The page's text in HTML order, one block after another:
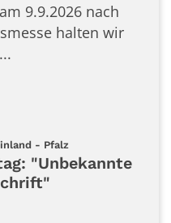
9.9.2026 nach
halten wir
- Pfalz
"Unbekannte